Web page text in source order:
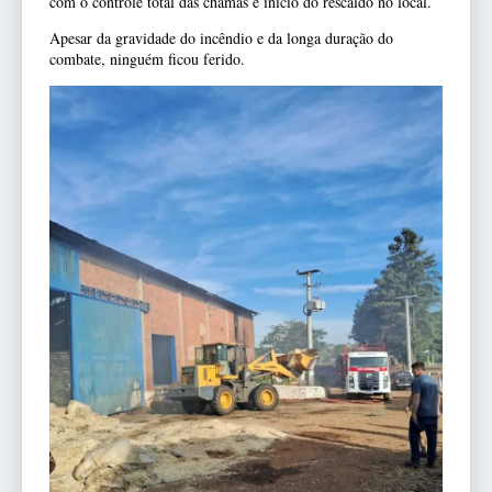
Apesar da gravidade do incêndio e da longa duração do
combate, ninguém ficou ferido.